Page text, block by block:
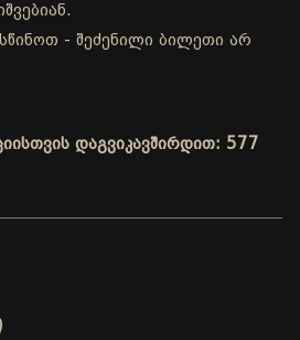
- შეძენილი ბილეთი არ
დაგვიკავშირდით: 577